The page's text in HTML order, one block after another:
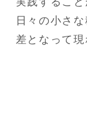
日々の小さ
差となって現